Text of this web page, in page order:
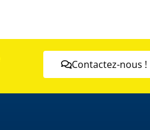
Contactez-nous !